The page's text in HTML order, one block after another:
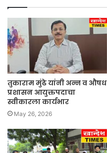
तुकाराम मुंढे यांनी अन्न व औषध
प्रशासन आयुक्तपदाचा
स्वीकारला कार्यभार
May 26, 2026